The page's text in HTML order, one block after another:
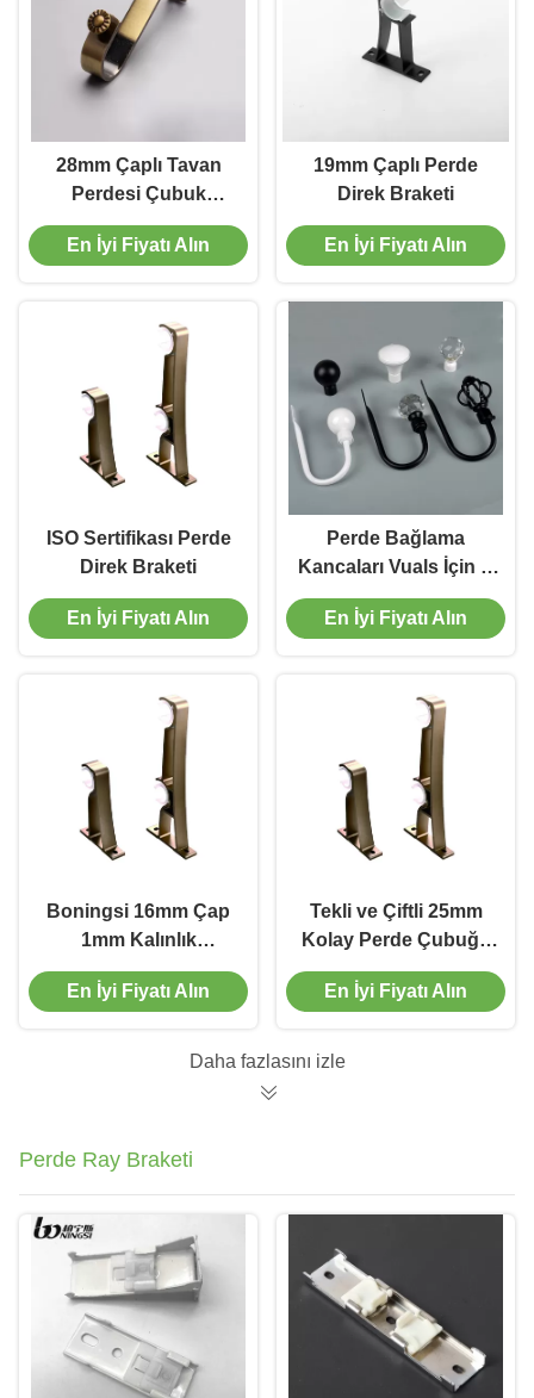
28mm Çaplı Tavan
Perdesi Çubuk
Konsolları
En İyi Fiyatı Alın
19mm Çaplı Perde
Direk Braketi
En İyi Fiyatı Alın
ISO Sertifikası Perde
Direk Braketi
En İyi Fiyatı Alın
Perde Bağlama
Kancaları Vuals İçin U
Tarzı Metal Kravat
Sırtları Perde Geri
En İyi Fiyatı Alın
Boningsi 16mm Çap
1mm Kalınlık
Çubuklar İçin Perde
Direk Braketi
En İyi Fiyatı Alın
Tekli ve Çiftli 25mm
Kolay Perde Çubuğu
Konsolları çeşitli
renklerde
En İyi Fiyatı Alın
Daha fazlasını izle
Perde Ray Braketi